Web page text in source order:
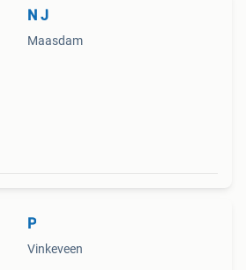
N J
Maasdam
P
Vinkeveen